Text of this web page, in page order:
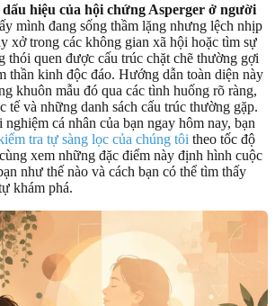
dấu hiệu của hội chứng Asperger ở người
mình đang sống thầm lặng nhưng lệch nhịp
xở trong các không gian xã hội hoặc tìm sự
thói quen được cấu trúc chặt chẽ thường gợi
thần kinh độc đáo. Hướng dẫn toàn diện này
khuôn mẫu đó qua các tình huống rõ ràng,
tế và những danh sách cấu trúc thường gặp.
cá nhân của bạn ngay hôm nay, bạn
tra tự sàng lọc của chúng tôi theo tốc độ
xem những đặc điểm này định hình cuộc
như thế nào và cách bạn có thể tìm thấy
khám phá.